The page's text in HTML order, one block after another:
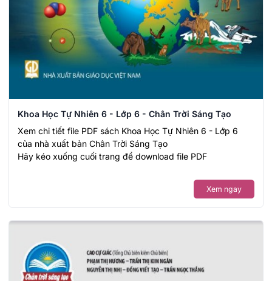
Khoa Học Tự Nhiên 6 - Lớp 6 - Chân Trời Sáng Tạo
Xem chi tiết file PDF sách Khoa Học Tự Nhiên 6 - Lớp 6
của nhà xuất bản Chân Trời Sáng Tạo
Hãy kéo xuống cuối trang để download file PDF
Xem ngay